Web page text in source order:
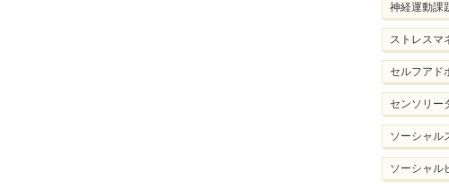
神経運動課
ストレスマ
セルフアド
センソリー
ソーシャル
ソーシャル